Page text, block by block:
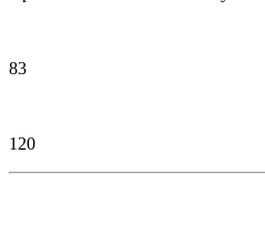
83
120